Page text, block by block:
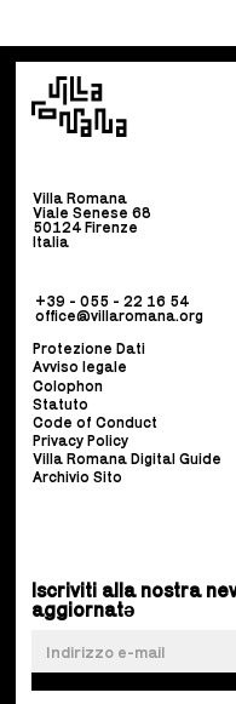
Villa Romana
Viale Senese 68
50124 Firenze
Italia
+39 - 055 - 22 16 54
office@villaromana.org
Protezione Dati
Avviso legale
Colophon
Statuto
Code of Conduct
Privacy Policy
Villa Romana Digital Guide
Archivio Sito
Iscriviti alla nostra
aggiornatə